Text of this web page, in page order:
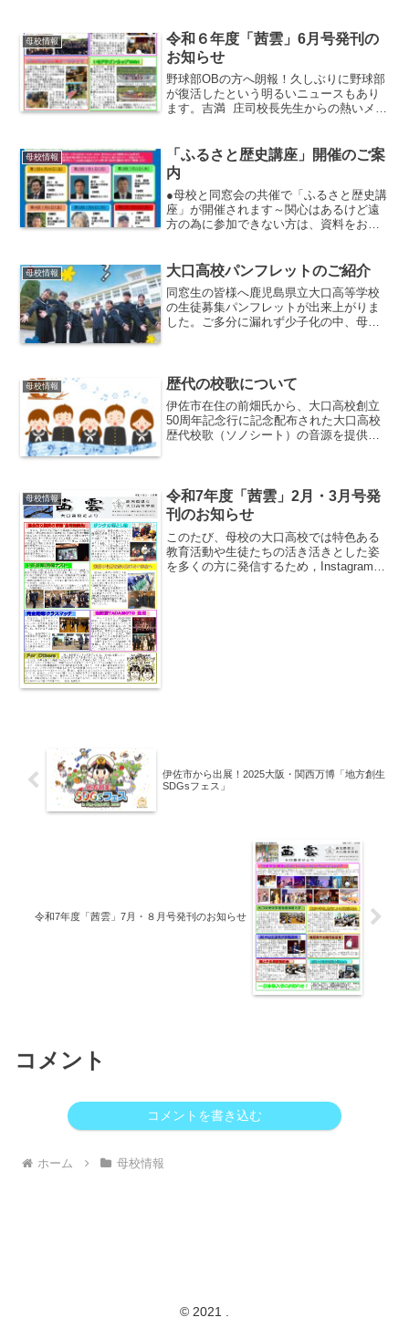
躍を見せてくれました。特に，３日目は
伊佐市役所大口庁舎前から...
母校情報
令和６年度「茜雲」6月号発刊の
お知らせ
野球部OBの方へ朗報！久しぶりに野球部
が復活したという明るいニュースもあり
ます。吉満 庄司校長先生からの熱いメッ
て，保護者や同窓生，地域の方々が大口
高校を支えてくだ...
母校情報
「ふるさと歴史講座」開催のご案
内
●母校と同窓会の共催で「ふるさと歴史講
座」が開催されます～関心はあるけど遠
方の為に参加できない方は、資料をお送
母校情報 大口高校パンフレットのご紹介
同窓生の皆様へ鹿児島県立大口高等学校
の生徒募集パンフレットが出来上がりま
した。ご多分に漏れず少子化の中、母校
されています。卒業生の皆...
母校情報 歴代の校歌について
伊佐市在住の前畑氏から、大口高校創立
50周年記念行に記念配布された大口高校
歴代校歌（ソノシート）の音源を提供し
をしてみました。大口高...
母校情報
令和7年度「茜雲」2月・3月号発
刊のお知らせ
このたび、母校の大口高校では特色ある
教育活動や生徒たちの活き活きとした姿
を多くの方に発信するため，Instagramが
伊佐市から出展！2025大阪・関西万博「地方創生
SDGsフェス」
令和7年度「茜雲」7月・８月号発刊のお知らせ
コメント
コメントを書き込む
ホーム 母校情報
© 2021 .